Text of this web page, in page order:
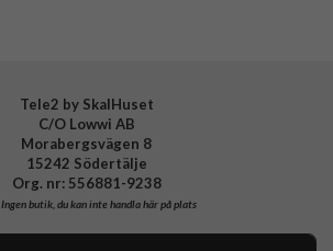
Tele2 by SkalHuset
C/O Lowwi AB
Morabergsvägen 8
15242 Södertälje
Org. nr: 556881-9238
Ingen butik, du kan inte handla här på plats